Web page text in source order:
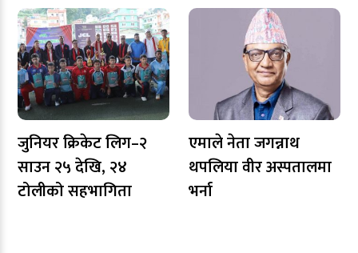
जुनियर क्रिकेट लिग–२
साउन २५ देखि, २४
टोलीको सहभागिता
एमाले नेता जगन्नाथ
थपलिया वीर अस्पतालमा
भर्ना